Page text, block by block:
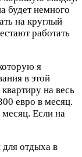
будет немного
на круглый
работать
я
в этой
на весь
евро в месяц.
Если на